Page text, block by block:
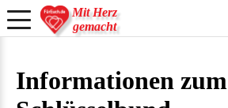
Mit Herz
gemacht
Informationen zum